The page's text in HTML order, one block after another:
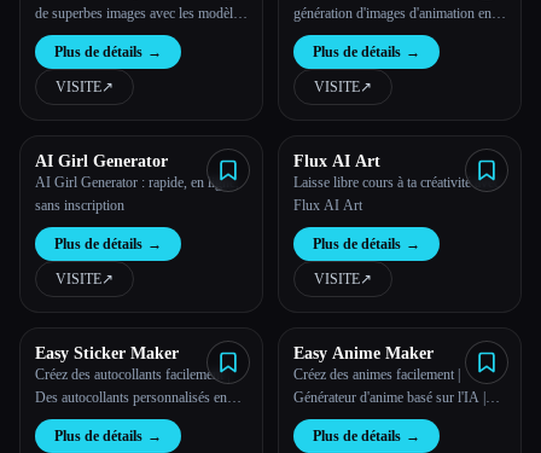
de superbes images avec les modèles
Flux.1 | Flux AI Studio
Plus de détails →
VISITE↗︎
génération d'images d'animation en
ligne basé sur l'IA.
Plus de détails →
VISITE↗︎
AI Girl Generator
AI Girl Generator : rapide, en ligne,
sans inscription
Plus de détails →
VISITE↗︎
Flux AI Art
Laisse libre cours à ta créativité avec
Flux AI Art
Plus de détails →
VISITE↗︎
Easy Sticker Maker
Créez des autocollants facilement |
Des autocollants personnalisés en
ligne | Easy Sticker Maker
Plus de détails →
Easy Anime Maker
Créez des animes facilement |
Générateur d'anime basé sur l'IA |
Easy Anime Maker
Plus de détails →